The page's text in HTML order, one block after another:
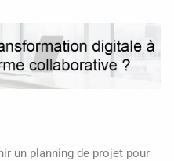
un planning de projet pour